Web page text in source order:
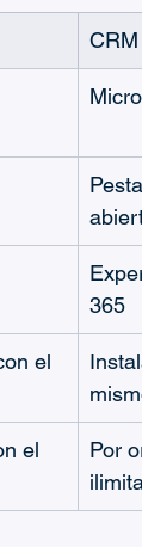
365
el
el
Por